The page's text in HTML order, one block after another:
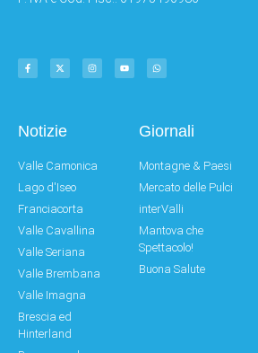
Notizie
Valle Camonica
Lago d'Iseo
Franciacorta
Valle Cavallina
Valle Seriana
Valle Brembana
Valle Imagna
Brescia ed
Hinterland
Giornali
Montagne & Paesi
Mercato delle Pulci
interValli
Mantova che
Spettacolo!
Buona Salute